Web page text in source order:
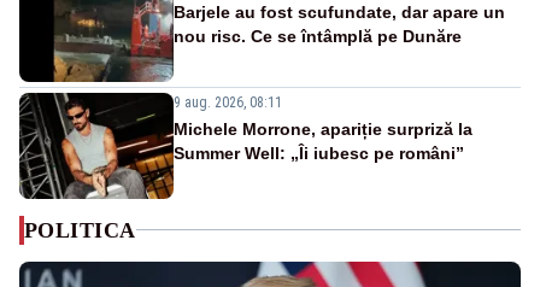
Barjele au fost scufundate, dar apare un
nou risc. Ce se întâmplă pe Dunăre
9 aug. 2026, 08:11
Michele Morrone, apariție surpriză la
Summer Well: „Îi iubesc pe români”
POLITICA